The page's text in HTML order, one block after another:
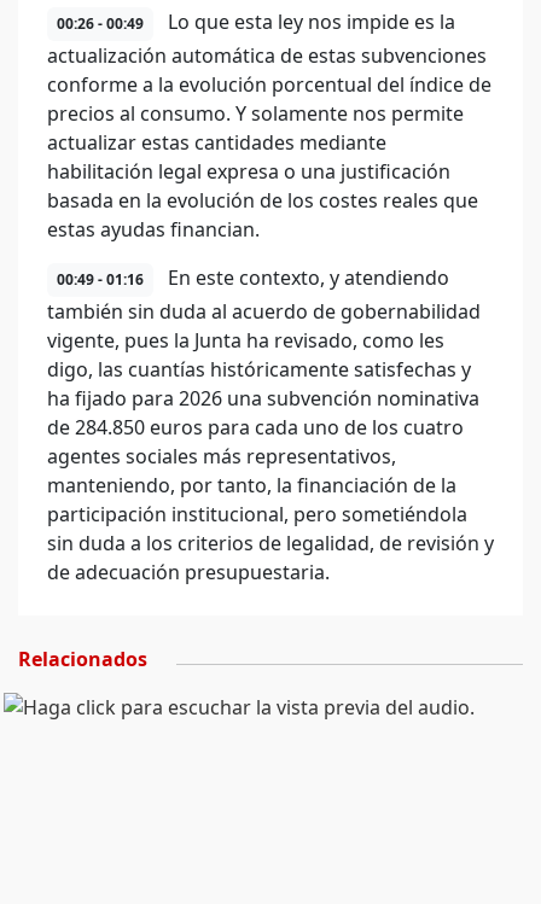
00:26 - 00:49
Lo que esta ley nos impide es la
actualización automática de estas subvenciones
conforme a la evolución porcentual del índice de
precios al consumo. Y solamente nos permite
actualizar estas cantidades mediante
habilitación legal expresa o una justificación
basada en la evolución de los costes reales que
estas ayudas financian.
00:49 - 01:16
En este contexto, y atendiendo
también sin duda al acuerdo de gobernabilidad
vigente, pues la Junta ha revisado, como les
digo, las cuantías históricamente satisfechas y
ha fijado para 2026 una subvención nominativa
de 284.850 euros para cada uno de los cuatro
agentes sociales más representativos,
manteniendo, por tanto, la financiación de la
participación institucional, pero sometiéndola
sin duda a los criterios de legalidad, de revisión y
de adecuación presupuestaria.
Relacionados